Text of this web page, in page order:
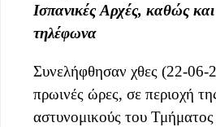
Ισπανικές Αρχές, καθώς
τηλέφωνα
Συνελήφθησαν χθες (22-06-
πρωινές ώρες, σε περιοχή
αστυνομικούς του